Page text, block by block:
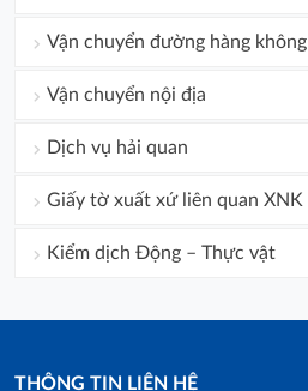
Vận chuyển đường hàng không
Vận chuyển nội địa
Dịch vụ hải quan
Giấy tờ xuất xứ liên quan XNK
Kiểm dịch Động – Thực vật
THÔNG TIN LIÊN HỆ